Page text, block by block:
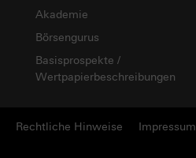
Akademie
Börsengurus
Basisprospekte /
Wertpapierbeschreibungen
Rechtliche Hinweise Impressum